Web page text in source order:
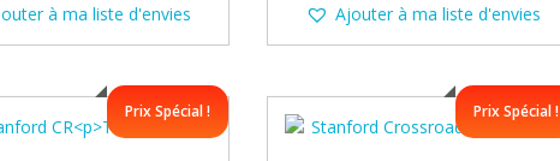
à ma liste d'envies Ajouter à ma liste d'envies
Prix Spécial ! Prix Spécial !